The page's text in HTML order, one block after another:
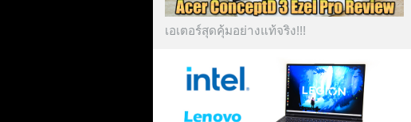
เอเตอร์สุดคุ้มอย่างแท้จริง!!!